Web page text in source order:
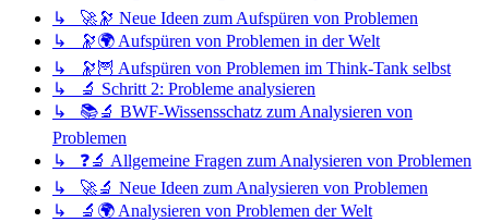
↳ 🚀🔭 Neue Ideen zum Aufspüren von Problemen
↳ 🔭🌍 Aufspüren von Problemen in der Welt
↳ 🔭🦉 Aufspüren von Problemen im Think-Tank selbst
↳ 🔬 Schritt 2: Probleme analysieren
↳ 📚🔬 BWF-Wissensschatz zum Analysieren von
Problemen
↳ ❓🔬 Allgemeine Fragen zum Analysieren von Problemen
↳ 🚀🔬 Neue Ideen zum Analysieren von Problemen
↳ 🔬🌍 Analysieren von Problemen der Welt